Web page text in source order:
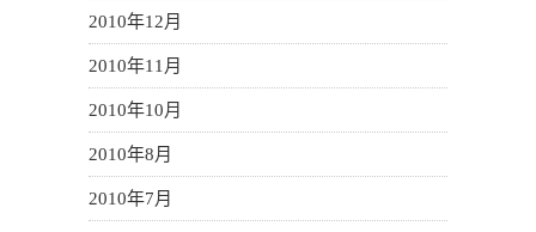
2010年12月
2010年11月
2010年10月
2010年8月
2010年7月